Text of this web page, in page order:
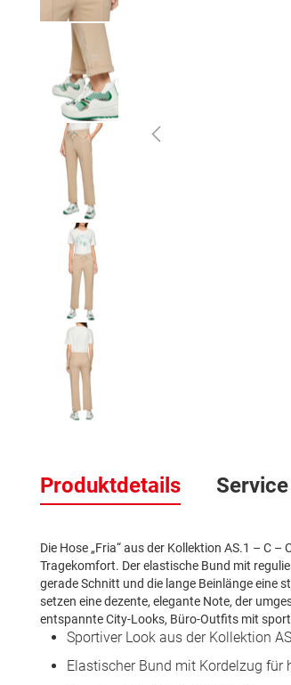
der
Bildergalerie
Produktdetails
Die Hose „Fria“ aus der Kollektion AS.1 – C
Tragekomfort. Der elastische Bund mit
gerade Schnitt und die lange Beinlänge eine
setzen eine dezente, elegante Note, der
entspannte City-Looks, Büro-Outfits mit
Sportiver Look aus der Kollektion
Elastischer Bund mit Kordelzug für